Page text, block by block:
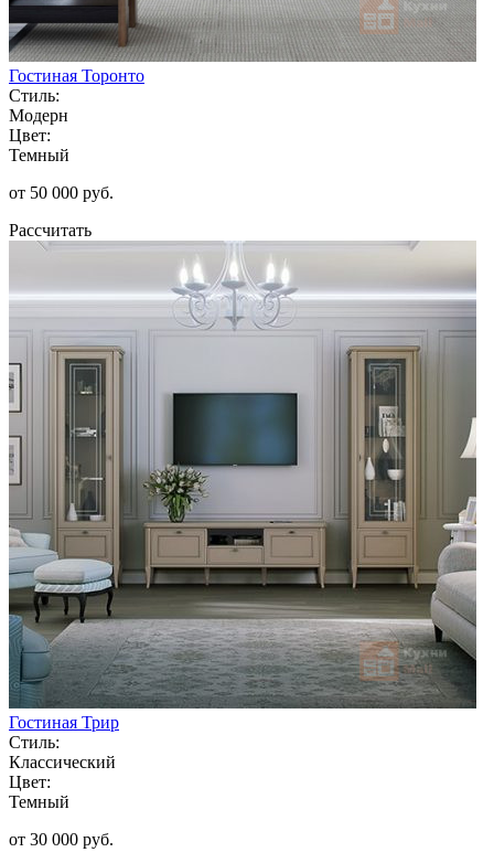
Гостиная Торонто
Стиль:
Модерн
Цвет:
Темный
от 50 000 руб.
Рассчитать
Гостиная Трир
Стиль:
Классический
Цвет:
Темный
от 30 000 руб.